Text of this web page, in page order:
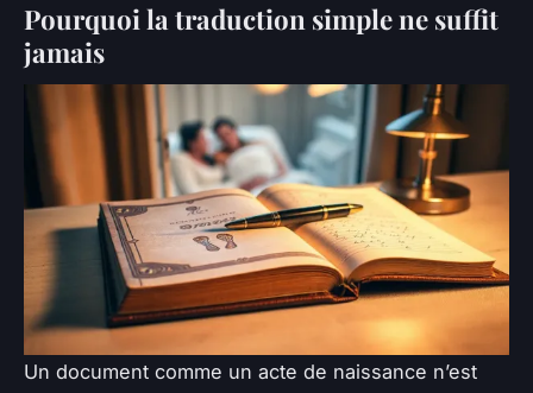
Pourquoi la traduction simple ne suffit
jamais
Un document comme un acte de naissance n’est